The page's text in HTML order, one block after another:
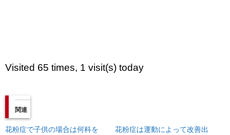
Visited 65 times, 1 visit(s) today
関連
花粉症で子供の場合は何科を
花粉症は運動によって改善出